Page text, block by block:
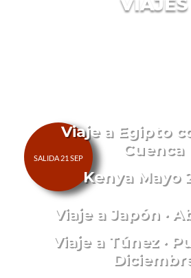
Viaje a Egipto
Cuenca
Kenya Mayo
Viaje a Japón ·
Viaje a Túnez ·